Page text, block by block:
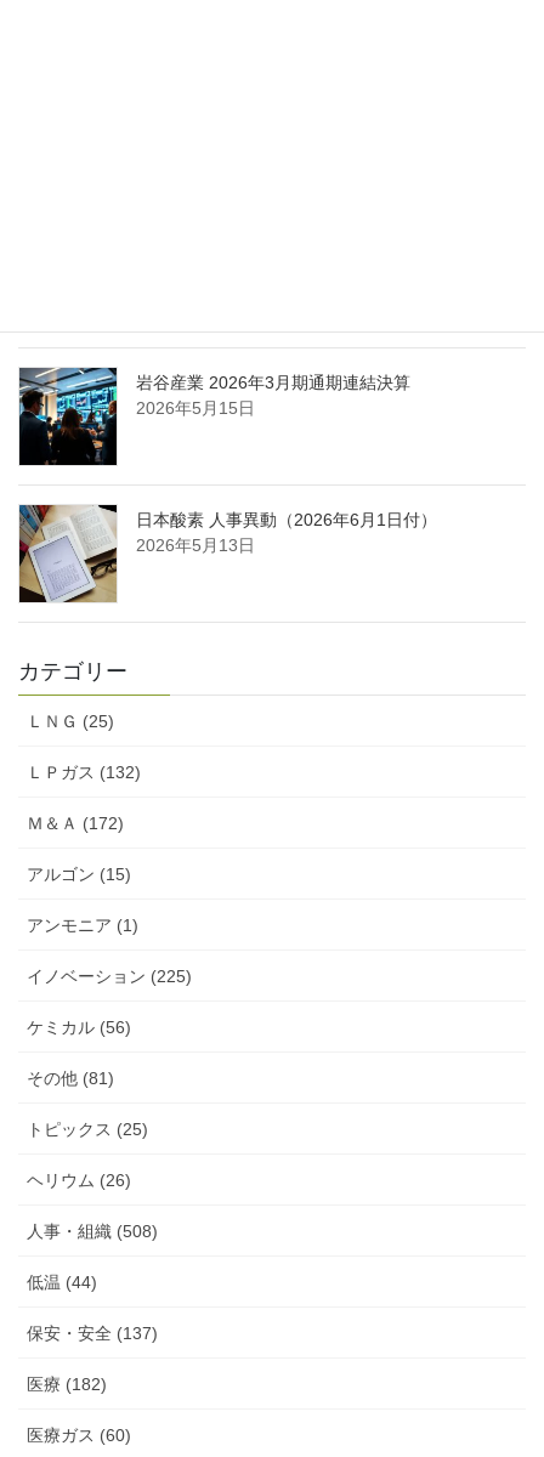
岩谷産業 2026年3月期通期連結決算
2026年5月15日
日本酸素 人事異動（2026年6月1日付）
2026年5月13日
カテゴリー
ＬＮＧ (25)
ＬＰガス (132)
Ｍ＆Ａ (172)
アルゴン (15)
アンモニア (1)
イノベーション (225)
ケミカル (56)
その他 (81)
トピックス (25)
ヘリウム (26)
人事・組織 (508)
低温 (44)
保安・安全 (137)
医療 (182)
医療ガス (60)